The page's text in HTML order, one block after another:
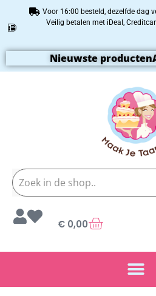
Voor 16:00 besteld, dezelfde dag
Veilig betalen met iDeal,
Nieuwste producten
€ 0,00